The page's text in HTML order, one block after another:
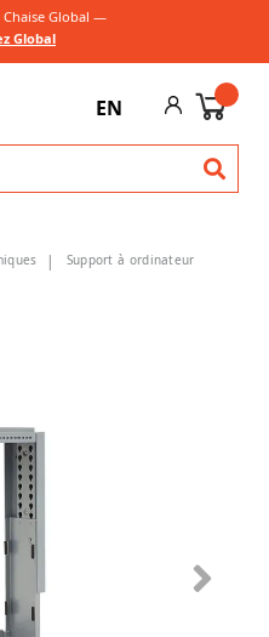
Chaise Global —
Global
EN
Support à ordinateur